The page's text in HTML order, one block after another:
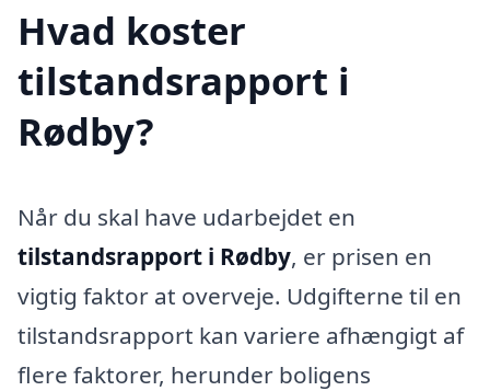
Hvad koster
tilstandsrapport i
Rødby?
Når du skal have udarbejdet en
tilstandsrapport i Rødby, er prisen en
vigtig faktor at overveje. Udgifterne til en
tilstandsrapport kan variere afhængigt af
flere faktorer, herunder boligens